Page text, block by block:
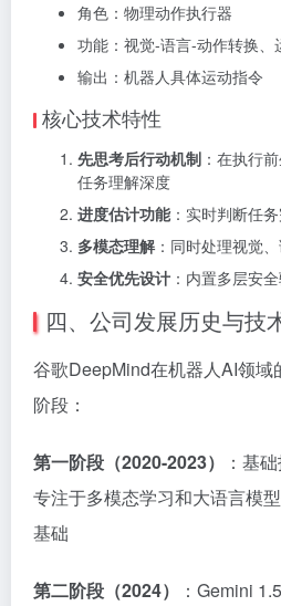
角色：物理动作执行器
功能：视觉-语言-动作转换、
输出：机器人具体运动指令
核心技术特性
先思考后行动机制 ：在执行
任务理解深度
进度估计功能：实时判断任
多模态理解：同时处理视觉
安全优先设计 ：内置多层安
四、公司发展历史与技
谷歌DeepMind在机器人AI领
阶段：
第一阶段（2020-2023）
：基
专注于多模态学习和大语言模
基础
第二阶段（2024）
：Gemini